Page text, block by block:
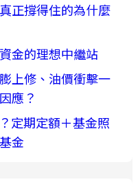
正撐得住的為什麼
金的理想中繼站
上修、油價衝擊一
應？
定期定額＋基金照
金